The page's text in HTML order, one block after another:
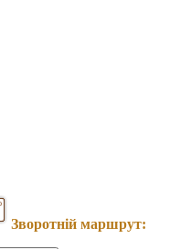
Зворотній маршрут: